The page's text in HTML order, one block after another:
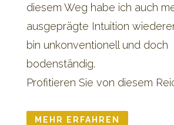
diesem Weg habe ich auch
ausgeprägte Intuition
bin unkonventionell und doch
bodenständig.
Profitieren Sie von diesem
MEHR ERFAHREN